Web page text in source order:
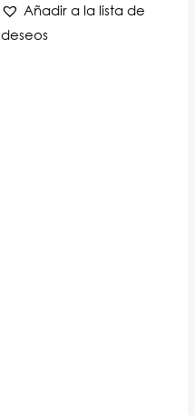
Añadir a la lista de
deseos